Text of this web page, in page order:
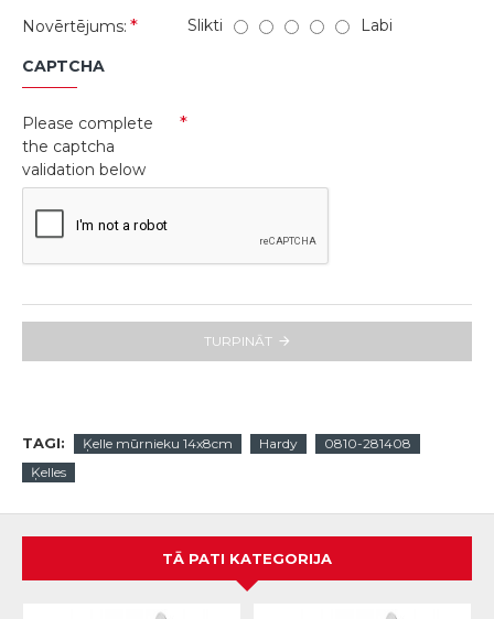
Novērtējums:
Slikti Labi
CAPTCHA
Please complete
the captcha
validation below
TURPINĀT
TAGI: Ķelle mūrnieku 14x8cm Hardy
0810-281408
Ķelles
TĀ PATI KATEGORIJA